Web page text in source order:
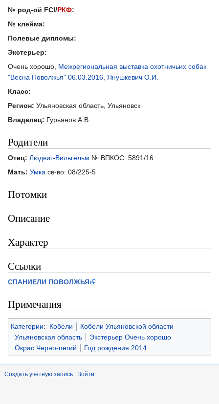
№ род-ой FCI/РКФ:
№ клейма:
Полевые дипломы:
Экстерьер:
Очень хорошо, Межрегиональная выставка охотничьих собак
"Весна Поволжья" 06.03.2016 Янушкевич О.И.
Класс:
Регион: Ульяновская область, Ульяновск
Владелец: Гурьянов А.В.
Родители
Отец: Людвиг-Вильгельм № ВПКОС: 5891/16
Мать: Умка св-во: 08/225-5
Потомки
Описание
Характер
Ссылки
СПАНИЕЛИ ПОВОЛЖЬЯ
Примечания
Категории: Кобели
Кобели Ульяновской области
Ульяновская область
Экстерьер Очень хорошо
Окрас Черно-пегий
Год рождения 2014
Создать учётную запись Войти